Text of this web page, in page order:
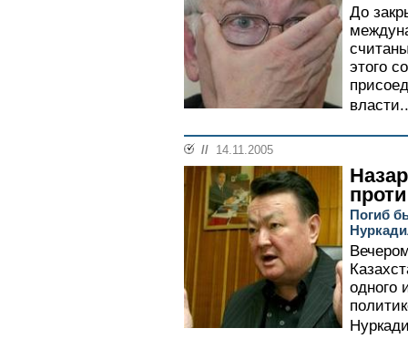
До
этого
// 14.11.2005
Погиб
одного